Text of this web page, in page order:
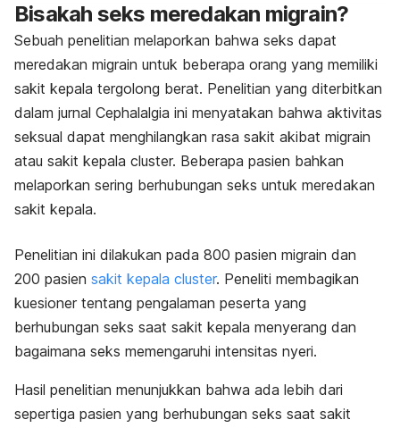
Bisakah seks meredakan migrain?
Sebuah penelitian melaporkan bahwa seks dapat
meredakan migrain untuk beberapa orang yang memiliki
sakit kepala tergolong berat. Penelitian yang diterbitkan
dalam jurnal Cephalalgia ini menyatakan bahwa aktivitas
seksual dapat menghilangkan rasa sakit akibat migrain
atau sakit kepala cluster. Beberapa pasien bahkan
melaporkan sering berhubungan seks untuk meredakan
sakit kepala.
Penelitian ini dilakukan pada 800 pasien migrain dan
200 pasien sakit kepala cluster. Peneliti membagikan
kuesioner tentang pengalaman peserta yang
berhubungan seks saat sakit kepala menyerang dan
bagaimana seks memengaruhi intensitas nyeri.
Hasil penelitian menunjukkan bahwa ada lebih dari
sepertiga pasien yang berhubungan seks saat sakit